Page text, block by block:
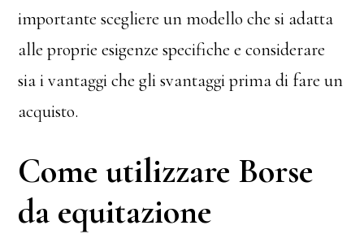
importante scegliere un modello che si adatta
alle proprie esigenze specifiche e considerare
sia i vantaggi che gli svantaggi prima di fare un
acquisto.
Come utilizzare Borse
da equitazione